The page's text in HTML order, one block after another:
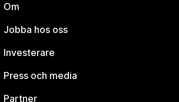
Om
Jobba hos oss
Investerare
Press och media
Partner